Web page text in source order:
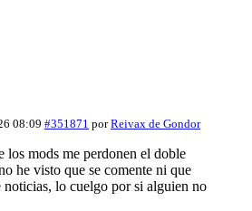
08:09 #351871 porReivax de Gondor
los mods me perdonen el doble
he visto que se comente ni que
noticias, lo cuelgo por si alguien no